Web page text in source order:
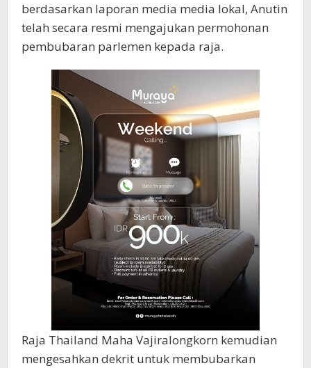
berdasarkan laporan media media lokal, Anutin
telah secara resmi mengajukan permohonan
pembubaran parlemen kepada raja.
Raja Thailand Maha Vajiralongkorn kemudian
mengesahkan dekrit untuk membubarkan